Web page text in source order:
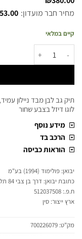
מחיר חבר מועדון:
קיים במלאי
תיק גב לבן מבד ניילון
לוגו דיזל בצבע שחור
מידע נוסף
הרכב בד
הוראות כביסה
יבואן: פולימוד (1994) בע"מ
כתובת יבואן: דרך בן צבי 84 תל אביב
ח.פ.: 512037508
ארץ ייצור: סין
מק"ט: 700226079